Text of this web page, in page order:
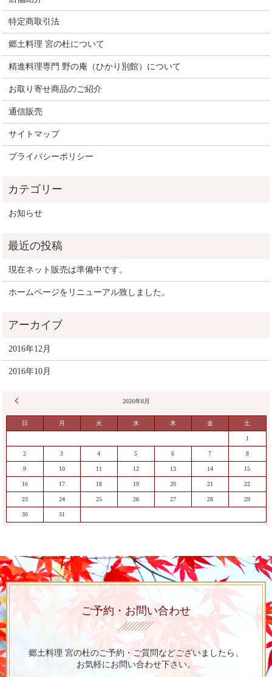
特定商取引法
郷土料理 宮の杜について
精進料理専門 野の庵（ひかり別館）について
お取り寄せ商品のご紹介
通信販売
サイトマップ
プライバシーポリシー
お知らせ
現在ネット販売は準備中です。
ホームページをリニューアル致しました。
2016年12月
2016年10月
2026年8月
日 月 火 水 木 金 土
1
2 3 4 5 6 7 8
9 10 11 12 13 14 15
16 17 18 19 20 21 22
23 24 25 26 27 28 29
30 31
ご予約・お問い合わせ
郷土料理 宮の杜のご予約・ご質問などございましたら、
お気軽にお問い合わせ下さい。